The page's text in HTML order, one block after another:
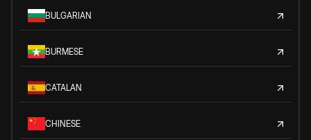
BULGARIAN
BURMESE
CATALAN
CHINESE